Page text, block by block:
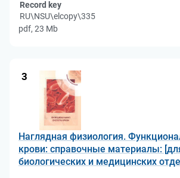
Record key
RU\NSU\elcopy\335
pdf, 23 Mb
3
Наглядная физиология.
крови: справочные материалы:
биологических и медицинских